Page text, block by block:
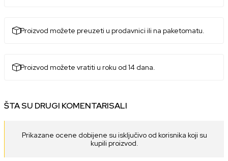
Proizvod možete preuzeti u prodavnici ili na paketomatu.
Proizvod možete vratiti u roku od 14 dana.
ŠTA SU DRUGI KOMENTARISALI
Prikazane ocene dobijene su isključivo od korisnika koji su
kupili proizvod.